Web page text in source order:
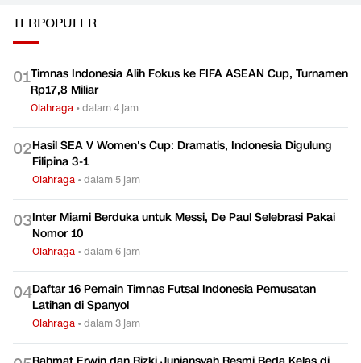
TERPOPULER
01Timnas Indonesia Alih Fokus ke FIFA ASEAN Cup, Turnamen
Rp17,8 Miliar
Olahraga •dalam 4 jam
02Hasil SEA V Women's Cup: Dramatis, Indonesia Digulung
Filipina 3-1
Olahraga •dalam 5 jam
03Inter Miami Berduka untuk Messi, De Paul Selebrasi Pakai
Nomor 10
Olahraga •dalam 6 jam
04Daftar 16 Pemain Timnas Futsal Indonesia Pemusatan
Latihan di Spanyol
Olahraga •dalam 3 jam